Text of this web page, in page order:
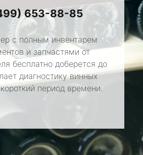
653-88-85
с полным инвентарем
и запчастями от
бесплатно доберется до
диагностику винных
период времени.